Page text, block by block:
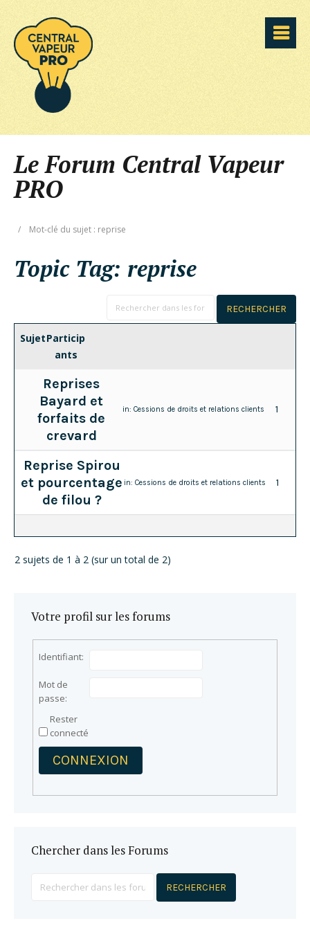
Le Forum Central Vapeur
PRO
/ Mot-clé du sujet : reprise
Topic Tag: reprise
SujetParticip
ants
Reprises
Bayard et
forfaits de
crevard
in:Cessions de droits et relations clients 1
Reprise Spirou
et pourcentage
de filou ?
in: Cessions de droits et relations clients 1
2 sujets de 1 à 2 (sur un total de 2)
Votre profil sur les forums
Identifiant:
Mot de
passe:
Rester
connecté
CONNEXION
Chercher dans les Forums